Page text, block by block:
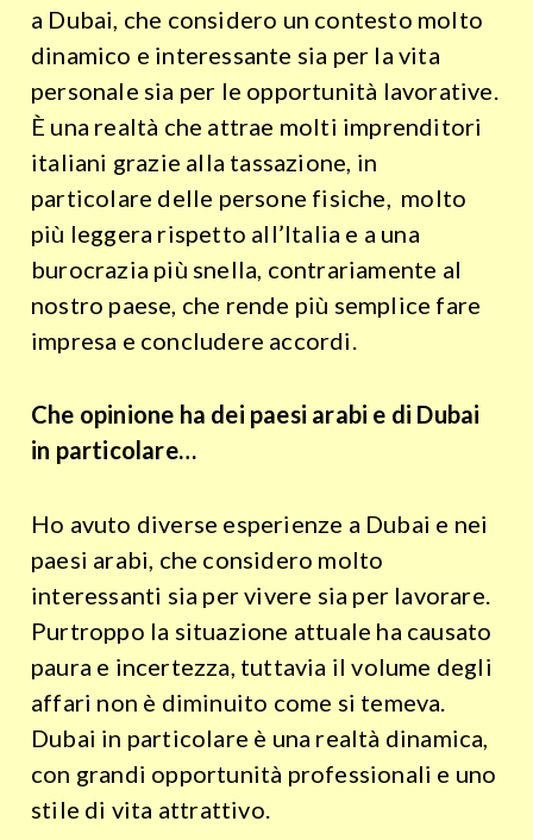
a Dubai, che considero un contesto molto
dinamico e interessante sia per la vita
personale sia per le opportunità lavorative.
È una realtà che attrae molti imprenditori
italiani grazie alla tassazione, in
particolare delle persone fisiche, molto
più leggera rispetto all’Italia e a una
burocrazia più snella, contrariamente al
nostro paese, che rende più semplice fare
impresa e concludere accordi.
Che opinione ha dei paesi arabi e di Dubai
in particolare…
Ho avuto diverse esperienze a Dubai e nei
paesi arabi, che considero molto
interessanti sia per vivere sia per lavorare.
Purtroppo la situazione attuale ha causato
paura e incertezza, tuttavia il volume degli
affari non è diminuito come si temeva.
Dubai in particolare è una realtà dinamica,
con grandi opportunità professionali e uno
stile di vita attrattivo.